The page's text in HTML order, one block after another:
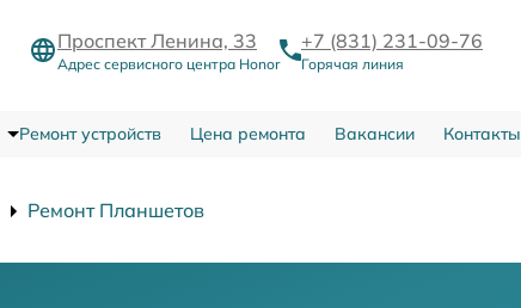
Проспект Ленина, 33
Адрес сервисного центра Honor
+7 (831) 231-09-76
Горячая линия
Ремонт устройств Цена ремонта Вакансии Контакты
Ремонт Планшетов